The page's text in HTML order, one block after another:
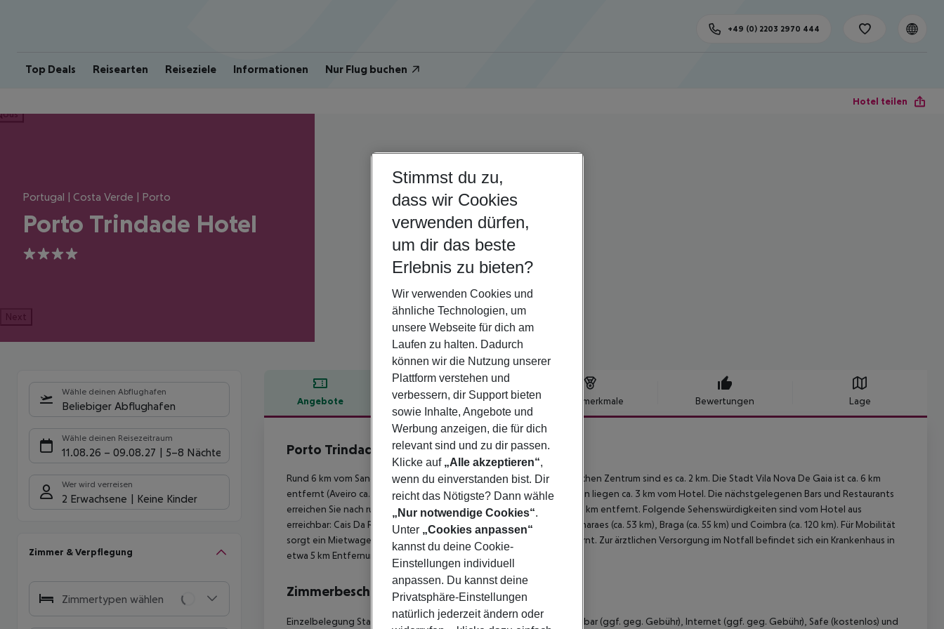
Top Deals Reisearten Reiseziele Informationen Nur Flug buchen
+49 (0) 2203 2970 444
Hotel teilen
Portugal | Costa Verde | Porto
Porto Trindade Hotel
4
Next
Wähle deinen Abflughafen
Beliebiger Abflughafen
Wähle deinen Reisezeitraum
11.08.26 – 09.08.27 5-8 Nächte
Wer wird verreisen
2 Erwachsene Keine Kinder
Zimmer & Verpflegung
Zimmertypen wählen
Angebote Hotelbeschreibung Hotelmerkmale Bewertungen Lage
Hotelbeschreibung
Porto Trindade Hotel
4
Rund 6 km vom Sandstrand entfernt gelegenes Hotel. Zum touristischen Zentrum sind es ca. 2 km. Die Stadt Vila Nova De Gaia ist ca. 6 km
entfernt (Aveiro ca. 77 km, Coimbra ca. 120 km). Einkaufsmöglichkeiten liegen ca. 3 km vom Hotel. Die nächstgelegenen Bars und Restaurants
erreichen Sie nach rund 2 km. Auch die nächste Diskothek liegt rund 2 km entfernt. Folgende Sehenswürdigkeiten sind vom Hotel aus
erreichbar: Cais Da Ribeira (ca. 2 km), Vila Nova De Gaia (ca. 6 km), Guimaraes (ca. 53 km), Braga (ca. 55 km) und Coimbra (ca. 120 km). Für Mobilität
sorgt ein Mietwagen-Verleih. Eine U-Bahnstation ist ca. 200 m entfernt. Zur ärztlichen Versorgung im Notfall befindet sich ein Krankenhaus in
etwa 5 km Entfernung. Der Flughafen (OPO) ist ca. 16 km entfernt.
Zimmerbeschreibung
Einzelbelegung Standard Zimmer: Mit Wasserkocher (kostenlos), Minibar (ggf. geg. Gebühr), Internet (ggf. geg. Gebühr), Safe (kostenlos) und
Stimmst du zu,
dass wir Cookies
verwenden dürfen,
um dir das beste
Erlebnis zu bieten?
Wir verwenden Cookies und
ähnliche Technologien, um
unsere Webseite für dich am
Laufen zu halten. Dadurch
können wir die Nutzung unserer
Plattform verstehen und
verbessern, dir Support bieten
sowie Inhalte, Angebote und
Werbung anzeigen, die für dich
relevant sind und zu dir passen.
Klicke auf „Alle akzeptieren“,
wenn du einverstanden bist. Dir
reicht das Nötigste? Dann wähle
„Nur notwendige Cookies“.
Unter „Cookies anpassen“
kannst du deine Cookie-
Einstellungen individuell
anpassen. Du kannst deine
Privatsphäre-Einstellungen
natürlich jederzeit ändern oder